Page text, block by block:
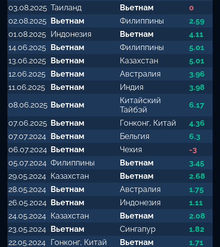
03.08.2025 Таиланд Вьетнам
0
02.08.2025
Вьетнам Филиппины
2.59
01.08.2025 Индонезия Вьетнам
4.11
14.06.2025
Вьетнам Филиппины
5.01
13.06.2025
Вьетнам Казахстан
5.01
12.06.2025
Вьетнам Австралия
3.96
11.06.2025
Вьетнам Индия
3.98
08.06.2025 Вьетнам
Китайский
Тайбэй
6.17
07.06.2025 Вьетнам Гонконг, Китай
4.36
07.07.2024
Вьетнам Бельгия
6.3
06.07.2024 Вьетнам Чехия
-3
05.07.2024 Филиппины Вьетнам
3.45
29.05.2024 Казахстан Вьетнам
2.68
28.05.2024
Вьетнам Австралия
1.75
26.05.2024 Вьетнам Индонезия
1.11
24.05.2024 Казахстан Вьетнам
2.08
23.05.2024
Вьетнам Сингапур
1.82
22.05.2024
Гонконг, Китай Вьетнам
1.71